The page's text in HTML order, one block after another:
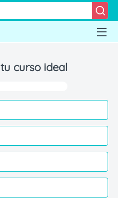
curso ideal